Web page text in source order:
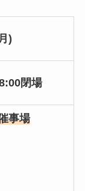
)
閉場
事場